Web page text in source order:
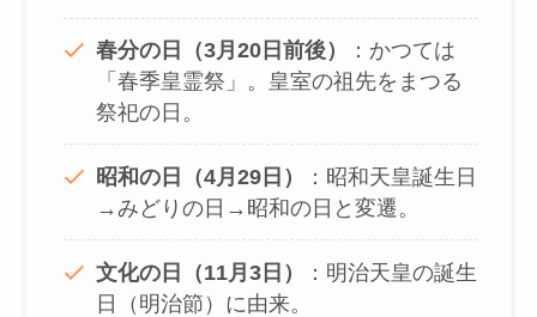
春分の日（3月20日前後）
：かつては
「春季皇霊祭」。皇室の祖先をまつる
祭祀の日。
昭和の日（4月29日）
：昭和天皇誕生日
→みどりの日→昭和の日と変遷。
文化の日（11月3日）
：明治天皇の誕生
日（明治節）に由来。